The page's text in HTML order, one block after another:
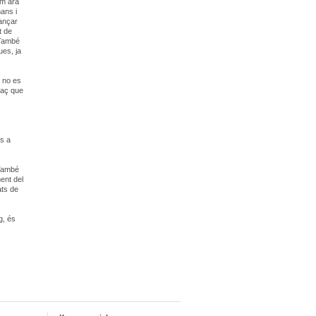
i
de
ja
no es
que
a
del
de
és